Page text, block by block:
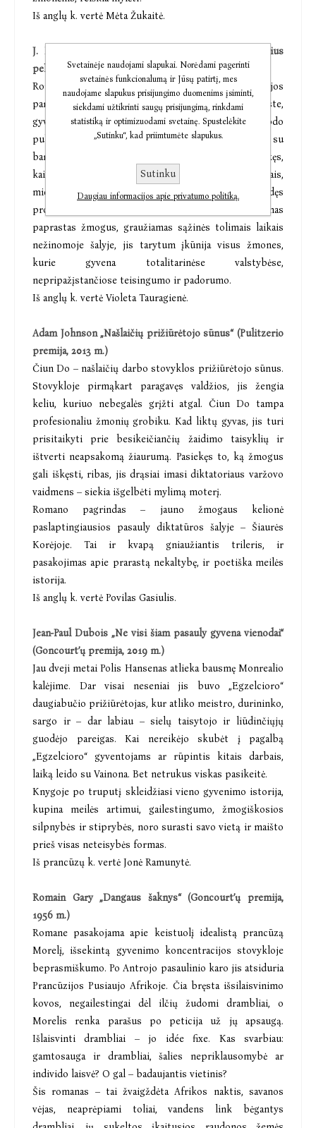
Iš anglų k. vertė Mėta Žukaitė.
J. M. Coetzee „Barbarų belaukiant“ (knygos autorius
pelnė 2003 m. Nobelio literatūros premiją)
Romano pasakotojas, lojalus neįvardytos Imperijos
pareigūnas, tarnaujantis mažame pasienio mieste,
gyvena ramų gyvenimą. Bet kartą mieste pasirodo
pulkininkas Džolas ir stoja į žūtbūtinę kovą su
barbarais, kurie laikomi pavojingais Imperijai. Suvokęs,
kaip žiauriai ir neteisingai elgiamasi su belaisviais,
miestelio teisėjas pajunta užuojautą aukoms ir įvykdęs
protesto aktą pats tampa Imperijos priešu. Būdamas
paprastas žmogus, graužiamas sąžinės tolimais laikais
nežinomoje šalyje, jis tarytum įkūnija visus žmones,
kurie gyvena totalitarinėse valstybėse,
nepripažįstančiose teisingumo ir padorumo.
Iš anglų k. vertė Violeta Tauragienė.
Adam Johnson „Našlaičių prižiūrėtojo sūnus“ (Pulitzerio
premija, 2013 m.)
Čiun Do – našlaičių darbo stovyklos prižiūrėtojo sūnus.
Stovykloje pirmąkart paragavęs valdžios, jis žengia
keliu, kuriuo nebegalės grįžti atgal. Čiun Do tampa
profesionaliu žmonių grobiku. Kad liktų gyvas, jis turi
prisitaikyti prie besikeičiančių žaidimo taisyklių ir
ištverti neapsakomą žiaurumą. Pasiekęs to, ką žmogus
gali iškęsti, ribas, jis drąsiai imasi diktatoriaus varžovo
vaidmens – siekia išgelbėti mylimą moterį.
Romano pagrindas – jauno žmogaus kelionė
paslaptingiausios pasauly diktatūros šalyje – Šiaurės
Korėjoje. Tai ir kvapą gniaužiantis trileris, ir
pasakojimas apie prarastą nekaltybę, ir poetiška meilės
istorija.
Iš anglų k. vertė Povilas Gasiulis.
Jean-Paul Dubois „Ne visi šiam pasauly gyvena vienodai“
(Goncourt’ų premija, 2019 m.)
Jau dveji metai Polis Hansenas atlieka bausmę Monrealio
kalėjime. Dar visai neseniai jis buvo „Egzelcioro“
daugiabučio prižiūrėtojas, kur atliko meistro, durininko,
sargo ir – dar labiau – sielų taisytojo ir liūdinčiųjų
guodėjo pareigas. Kai nereikėjo skubėt į pagalbą
„Egzelcioro“ gyventojams ar rūpintis kitais darbais,
laiką leido su Vainona. Bet netrukus viskas pasikeitė.
Knygoje po truputį skleidžiasi vieno gyvenimo istorija,
kupina meilės artimui, gailestingumo, žmogiškosios
silpnybės ir stiprybės, noro surasti savo vietą ir maišto
prieš visas neteisybės formas.
Iš prancūzų k. vertė Jonė Ramunytė.
Romain Gary „Dangaus šaknys“ (Goncourt’ų premija,
1956 m.)
Romane pasakojama apie keistuolį idealistą prancūzą
Morelį, išsekintą gyvenimo koncentracijos stovykloje
beprasmiškumo. Po Antrojo pasaulinio karo jis atsiduria
Prancūzijos Pusiaujo Afrikoje. Čia bręsta išsilaisvinimo
kovos, negailestingai dėl ilčių žudomi drambliai, o
Morelis renka parašus po peticija už jų apsaugą.
Išlaisvinti drambliai – jo idée fixe. Kas svarbiau:
gamtosauga ir drambliai, šalies nepriklausomybė ar
individo laisvė? O gal – badaujantis vietinis?
Šis romanas – tai žvaigždėta Afrikos naktis, savanos
vėjas, neaprėpiami toliai, vandens link bėgantys
Svetainėje naudojami slapukai. Norėdami pagerinti
svetainės funkcionalumą ir Jūsų patirtį, mes
naudojame slapukus prisijungimo duomenims įsiminti,
siekdami užtikrinti saugų prisijungimą, rinkdami
statistiką ir optimizuodami svetainę. Spustelėkite
„Sutinku“, kad priimtumėte slapukus.
Sutinku
Daugiau informacijos apie privatumo politiką.